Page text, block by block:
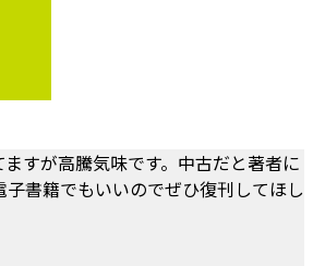
すが高騰気味です。中古だと著者に
書籍でもいいのでぜひ復刊してほし